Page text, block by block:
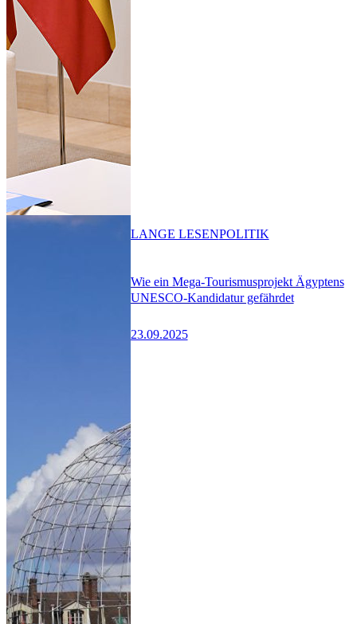
Wie ein Mega-Tourismusprojekt Ägyptens
UNESCO-Kandidatur gefährdet
23.09.2025
LANGE LESENPOLITIK